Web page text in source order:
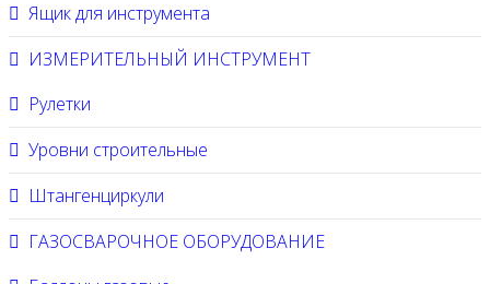
Ящик для инструмента
ИЗМЕРИТЕЛЬНЫЙ ИНСТРУМЕНТ
Рулетки
Уровни строительные
Штангенциркули
ГАЗОСВАРОЧНОЕ ОБОРУДОВАНИЕ